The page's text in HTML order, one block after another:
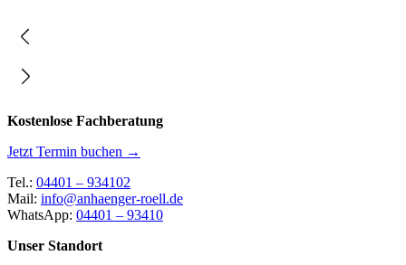
Kostenlose Fachberatung
Jetzt Termin buchen →
Tel.: 04401 – 934102
Mail: info@anhaenger-roell.de
WhatsApp: 04401 – 93410
Unser Standort